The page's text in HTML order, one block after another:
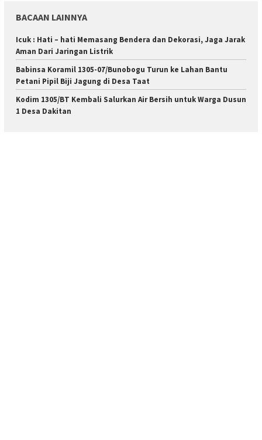
BACAAN LAINNYA
Icuk : Hati – hati Memasang Bendera dan Dekorasi, Jaga Jarak
Aman Dari Jaringan Listrik
Babinsa Koramil 1305-07/Bunobogu Turun ke Lahan Bantu
Petani Pipil Biji Jagung di Desa Taat
Kodim 1305/BT Kembali Salurkan Air Bersih untuk Warga Dusun
1 Desa Dakitan